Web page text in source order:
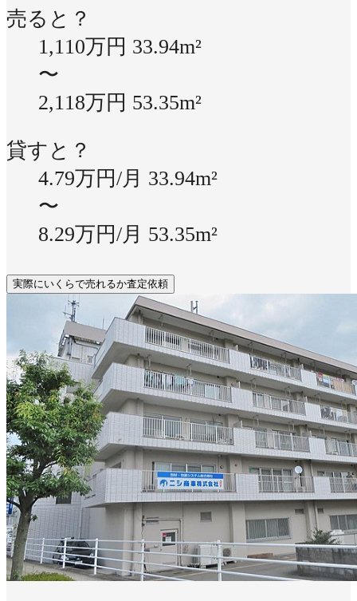
売ると？
1,110万円 33.94m²
〜
2,118万円 53.35m²
貸すと？
4.79万円/月 33.94m²
〜
8.29万円/月 53.35m²
実際にいくらで売れるか査定依頼